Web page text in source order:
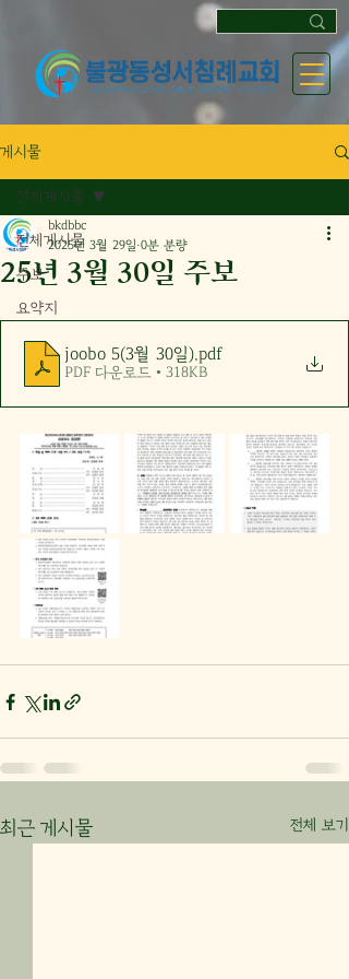
게시물
전체게시물
주보
요약지
전체게시물
25년 3월 30일 주보
bkdbbc
2025년 3월 29일 0분 분량
joobo 5(3월 30일) .pdf
PDF 다운로드 • 318KB
최근 게시물 전체 보기